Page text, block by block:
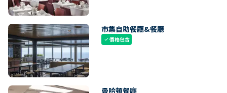
市集自助餐廳&餐廳
check價格包含
曼哈頓餐廳